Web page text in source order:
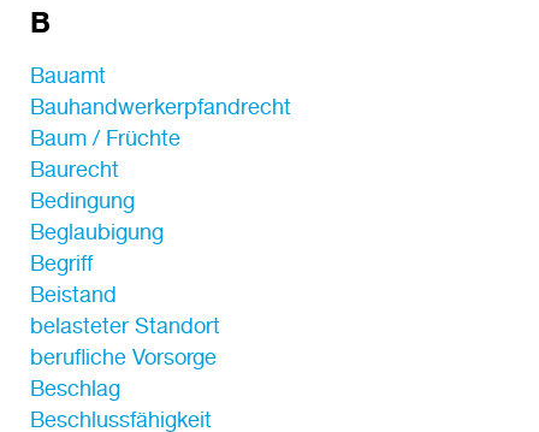
B
Bauamt
Bauhandwerkerpfandrecht
Baum / Früchte
Baurecht
Bedingung
Beglaubigung
Begriff
Beistand
belasteter Standort
berufliche Vorsorge
Beschlag
Beschlussfähigkeit